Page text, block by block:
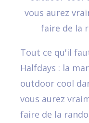
Tout ce qu'il
Halfdays : la
outdoor cool
vous aurez
faire de la